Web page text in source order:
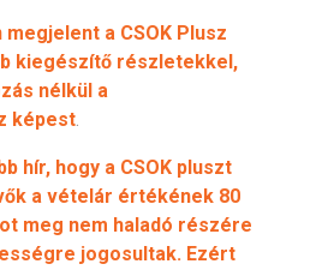
a CSOK Plusz
kiegészítő részletekkel,
nélkül a
képest.
hír, hogy a CSOK pluszt
a vételár értékének 80
meg nem haladó részére
jogosultak. Ezért